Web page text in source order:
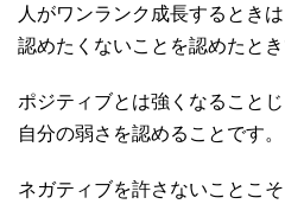
人がワンランク成長するときは
認めたくないことを認めたとき
ポジティブとは強くなること
自分の弱さを認めることです。
ネガティブを許さないことこそ